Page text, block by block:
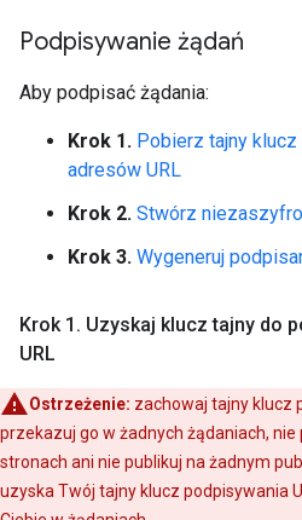
Podpisywanie żądań
Aby podpisać żądania:
Krok 1. Pobierz tajny
adresów URL
Krok 2. Stwórz
Krok 3. Wygeneruj
Krok 1 . Uzyskaj klucz tajny do
URL
Ostrzeżenie: zachowaj tajny klucz
przekazuj go w żadnych żądaniach,
stronach ani nie publikuj na żadnym
uzyska Twój tajny klucz podpisywania